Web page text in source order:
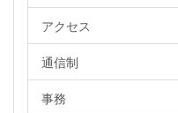
アクセス
通信制
事務